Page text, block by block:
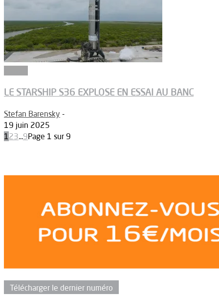
LE STARSHIP S36 EXPLOSE EN ESSAI AU BANC
Stefan Barensky -
19 juin 2025
123...9Page 1 sur 9
Télécharger le dernier numéro